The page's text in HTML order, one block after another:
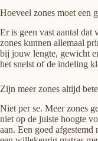
Hoeveel zones moet een
Er is geen vast aantal dat
zones kunnen allemaal
bij jouw lengte, gewicht
het snelst of de indeling
Zijn meer zones altijd
Niet per se. Meer zones
niet op de juiste hoogte
aan. Een goed